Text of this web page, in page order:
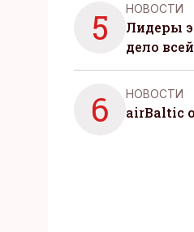
5 НОВОСТИ
Лидеры
дело
6 НОВОСТИ
airBaltic